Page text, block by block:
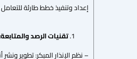
إعداد وتنفيذ خطط طارئة
تقنيات الرصد
– نظم الإنذار المبكر: تطوير